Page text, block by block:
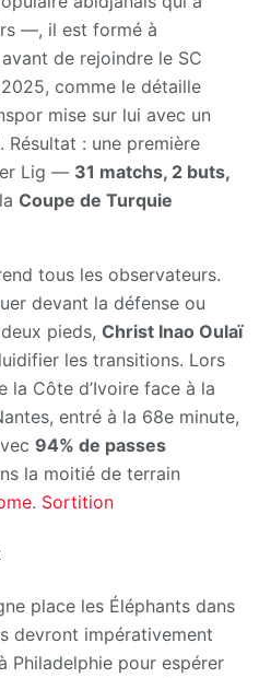
—, il est formé à
avant de rejoindre le SC
comme le détaille
mise sur lui avec un
Résultat : une première
Lig — 31 matchs, 2 buts,
Coupe de Turquie
tous les observateurs.
devant la défense ou
pieds, Christ Inao Oulaï
les transitions. Lors
Côte d’Ivoire face à la
entré à la 68e minute,
94% de passes
la moitié de terrain
. Sortition
place les Éléphants dans
devront impérativement
Philadelphie pour espérer